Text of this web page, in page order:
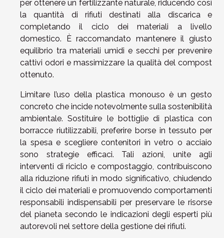
per ottenere un fertilizzante naturale, riducendo così
la quantità di rifiuti destinati alla discarica e
completando il ciclo dei materiali a livello
domestico. È raccomandato mantenere il giusto
equilibrio tra materiali umidi e secchi per prevenire
cattivi odori e massimizzare la qualità del compost
ottenuto.
Limitare l’uso della plastica monouso è un gesto
concreto che incide notevolmente sulla sostenibilità
ambientale. Sostituire le bottiglie di plastica con
borracce riutilizzabili, preferire borse in tessuto per
la spesa e scegliere contenitori in vetro o acciaio
sono strategie efficaci. Tali azioni, unite agli
interventi di riciclo e compostaggio, contribuiscono
alla riduzione rifiuti in modo significativo, chiudendo
il ciclo dei materiali e promuovendo comportamenti
responsabili indispensabili per preservare le risorse
del pianeta secondo le indicazioni degli esperti più
autorevoli nel settore della gestione dei rifiuti.